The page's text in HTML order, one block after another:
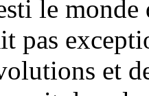
le monde
pas
et